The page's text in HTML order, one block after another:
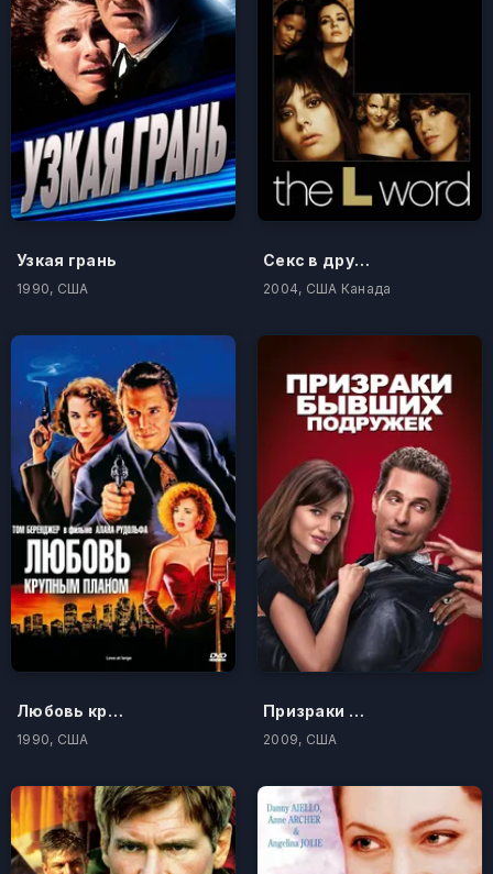
Узкая грань
1990, США
Секс в другом городе
2004, США Канада
Любовь крупным планом
1990, США
Призраки бывших подружек
2009, США